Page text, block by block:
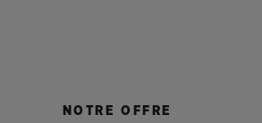
NOTRE OFFRE